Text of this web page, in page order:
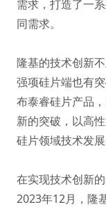
需求，打造了一
同需求。
隆基的技术创新
强项硅片端也有
布泰睿硅片产品
新的突破，以高
硅片领域技术发展
在实现技术创新
2023年12月，隆